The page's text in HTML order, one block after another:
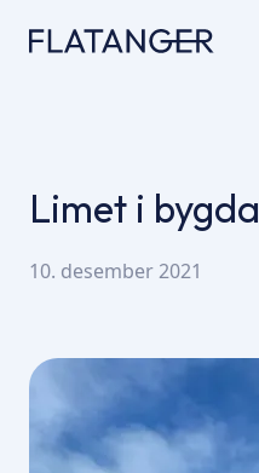
Limet i bygda
10. desember 2021